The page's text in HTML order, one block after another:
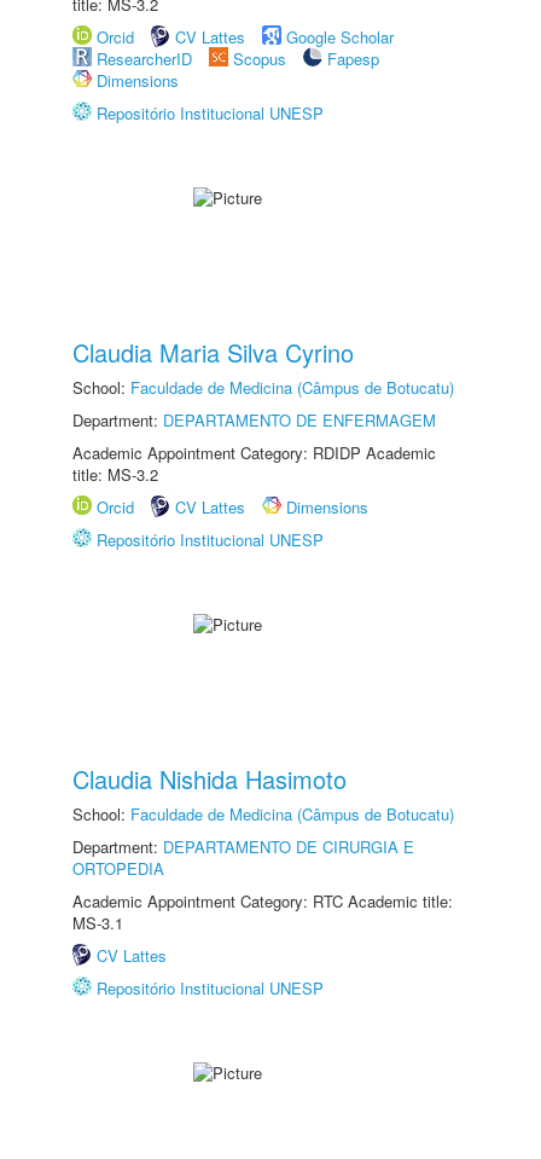
Orcid
CV Lattes
Google Scholar
ResearcherID
Scopus
Fapesp
Dimensions
Repositório Institucional UNESP
Claudia Maria Silva Cyrino
School: Faculdade de Medicina (Câmpus de Botucatu)
Department: DEPARTAMENTO DE ENFERMAGEM
Academic Appointment Category: RDIDP Academic
title: MS-3.2
Orcid
CV Lattes
Dimensions
Repositório Institucional UNESP
Claudia Nishida Hasimoto
School: Faculdade de Medicina (Câmpus de Botucatu)
Department: DEPARTAMENTO DE CIRURGIA E
ORTOPEDIA
Academic Appointment Category: RTC Academic title:
MS-3.1
CV Lattes
Repositório Institucional UNESP